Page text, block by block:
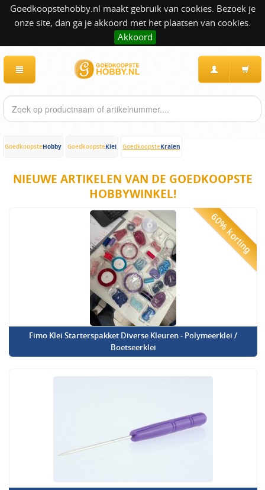
Goedkoopstehobby.nl maakt gebruik van cookies. Bezoek je
onze site, dan ga je akkoord met het plaatsen van cookies.
Akkoord
GoedkoopsteHobby GoedkoopsteKlei GoedkoopsteKralen
NIEUWE ARTIKELEN VAN DE GOEDKOOPSTE
HOBBYWINKEL!
60% korting
Fimo Klei Starterspakket Diverse Kleuren - Polymeerklei /
Boetseerklei